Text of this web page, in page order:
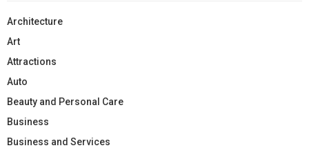
Architecture
Art
Attractions
Auto
Beauty and Personal Care
Business
Business and Services